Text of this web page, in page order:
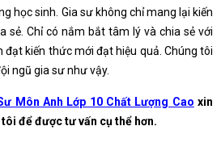
học sinh. Gia sư không chỉ mang lại kiến
sẻ. Chỉ có nắm bắt tâm lý và chia sẻ với
đạt kiến thức mới đạt hiệu quả. Chúng tôi
ngũ gia sư như vậy.
Môn Anh Lớp 10 Chất Lượng Cao xin
để được tư vấn cụ thể hơn.